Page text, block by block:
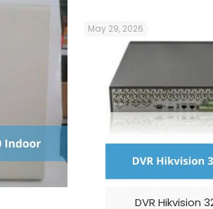
DVR Hikvision
May 29, 2026